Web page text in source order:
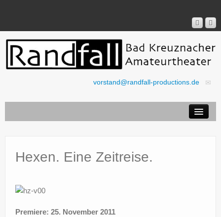
vorstand@randfall-productions.de
Stücke
Presse
Rechtliches
Hexen. Eine Zeitreise.
Premiere: 25. November 2011